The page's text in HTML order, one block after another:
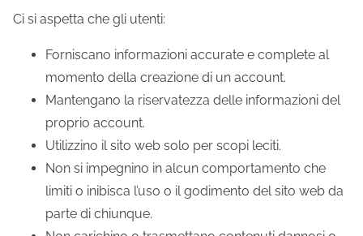
Ci si aspetta che gli utenti:
Forniscano informazioni accurate e complete al
momento della creazione di un account.
Mantengano la riservatezza delle informazioni del
proprio account.
Utilizzino il sito web solo per scopi leciti.
Non si impegnino in alcun comportamento che
limiti o inibisca l’uso o il godimento del sito web da
parte di chiunque.